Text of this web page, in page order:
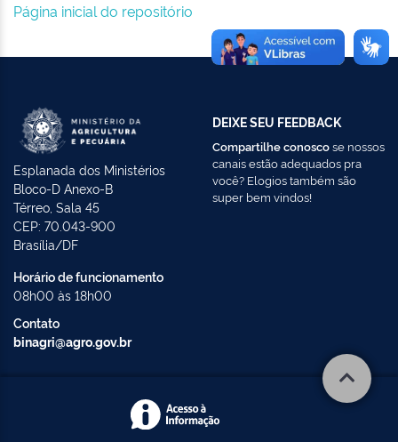
Página inicial do repositório
Esplanada dos Ministérios
Bloco-D Anexo-B
Térreo, Sala 45
CEP: 70.043-900
Brasília/DF
Horário de funcionamento
08h00 às 18h00
Contato
binagri@agro.gov.br
DEIXE SEU FEEDBACK
Compartilhe conoscose nossos
canais estão adequados pra
você? Elogios também são
super bem vindos!